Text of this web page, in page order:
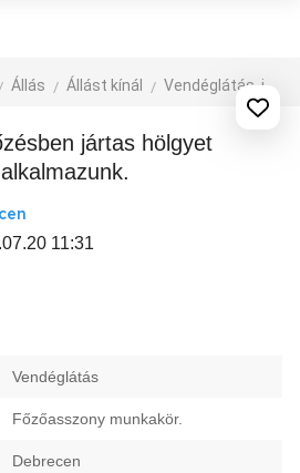
Állás Állást kínál Vendéglátás, idegenforgalom
11:31
Vendéglátás
Főzőasszony munkakör.
Debrecen